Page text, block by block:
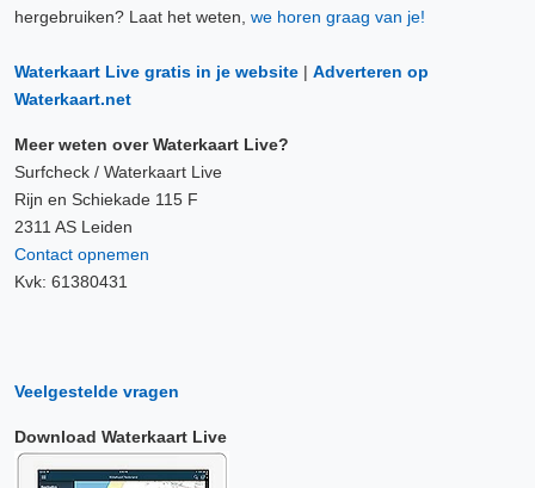
hergebruiken? Laat het weten, we horen graag van je!
Waterkaart Live gratis in je website | Adverteren op
Waterkaart.net
Meer weten over Waterkaart Live?
Surfcheck / Waterkaart Live
Rijn en Schiekade 115 F
2311 AS Leiden
Contact opnemen
Kvk: 61380431
Veelgestelde vragen
Download Waterkaart Live